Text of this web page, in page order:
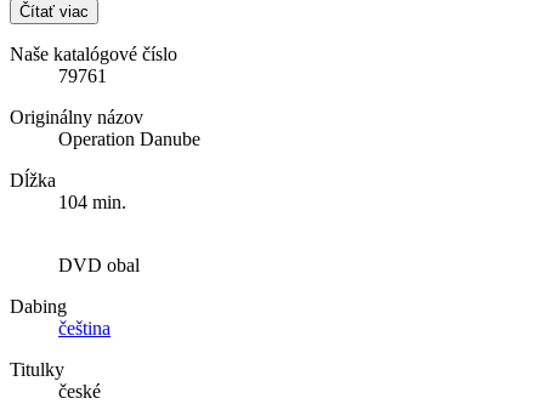
Čítať viac
Naše katalógové číslo
79761
Originálny názov
Operation Danube
Dĺžka
104 min.
DVD obal
Dabing
čeština
Titulky
české